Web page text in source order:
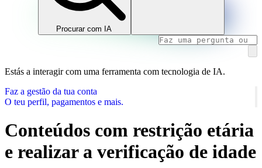
Procurar com IA
Estás a interagir com uma ferramenta com tecnologia de IA.
Faz a gestão da tua conta
O teu perfil, pagamentos e mais.
Conteúdos com restrição etária
e realizar a verificação de idade